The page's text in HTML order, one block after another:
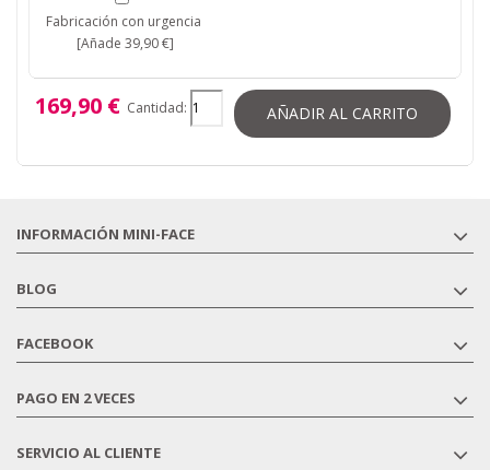
Fabricación con urgencia
[Añade 39,90 €]
169,90 € Cantidad: AÑADIR AL CARRITO
INFORMACIÓN MINI-FACE
BLOG
FACEBOOK
PAGO EN 2 VECES
SERVICIO AL CLIENTE